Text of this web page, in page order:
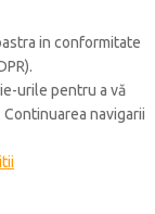
in conformitate
urile pentru a vă
navigarii